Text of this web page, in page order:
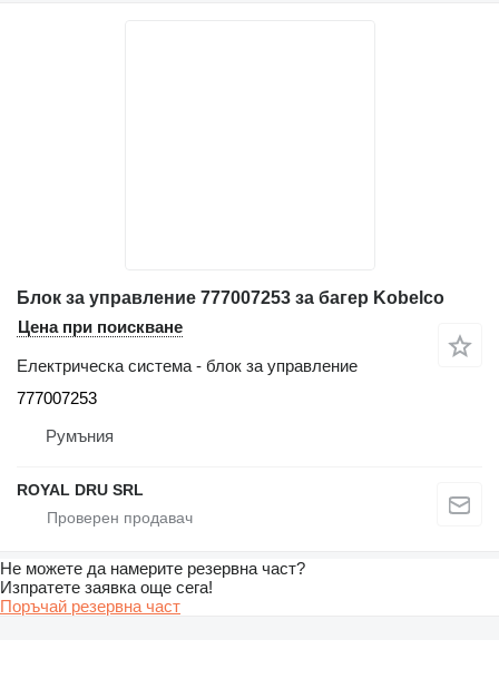
Блок за управление 777007253 за багер Kobelco
Цена при поискване
Електрическа система - блок за управление
777007253
Румъния
ROYAL DRU SRL
Не можете да намерите резервна част?
Изпратете заявка още сега!
Поръчай резервна част